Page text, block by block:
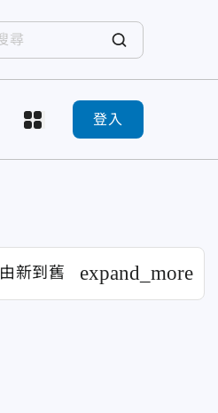
登入
由新到舊 expand_more